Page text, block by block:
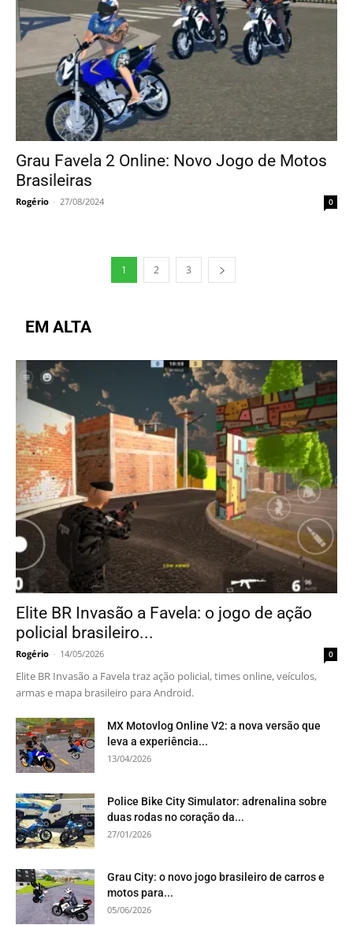
Grau Favela 2 Online: Novo Jogo de Motos
Brasileiras
Rogério - 27/08/2024 0
1 2 3
EM ALTA
Elite BR Invasão a Favela: o jogo de ação
policial brasileiro...
Rogério - 14/05/2026 0
Elite BR Invasão a Favela traz ação policial, times online, veículos,
armas e mapa brasileiro para Android.
MX Motovlog Online V2: a nova versão que
leva a experiência...
13/04/2026
Police Bike City Simulator: adrenalina sobre
duas rodas no coração da...
27/01/2026
Grau City: o novo jogo brasileiro de carros e
motos para...
05/06/2026